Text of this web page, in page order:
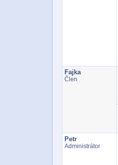
Fajka
Člen
Petr
Administrátor